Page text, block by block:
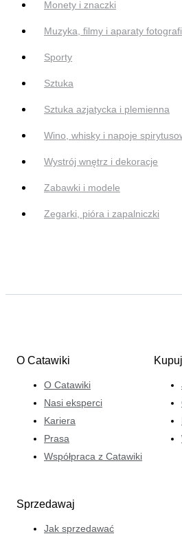
Monety i znaczki
Muzyka, filmy i aparaty
Sporty
Sztuka
Sztuka azjatycka i plemienna
Wino, whisky i napoje
Wystrój wnętrz i dekoracje
Zabawki i modele
Zegarki, pióra i zapalniczki
O Catawiki
O Catawiki
Nasi eksperci
Kariera
Prasa
Współpraca z Catawiki
Kupuj
Sprzedawaj
Jak sprzedawać